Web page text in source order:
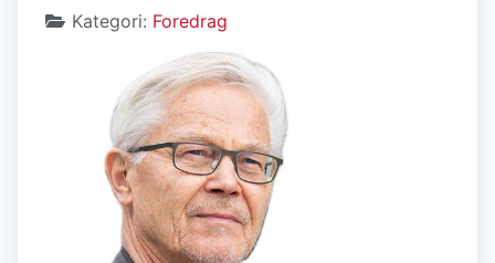
Kategori: Foredrag